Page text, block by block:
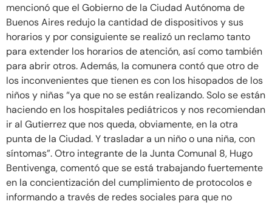
mencionó que el Gobierno de la Ciudad Autónoma de
Buenos Aires redujo la cantidad de dispositivos y sus
horarios y por consiguiente se realizó un reclamo tanto
para extender los horarios de atención, así como también
para abrir otros. Además, la comunera contó que otro de
los inconvenientes que tienen es con los hisopados de los
niños y niñas “ya que no se están realizando. Solo se están
haciendo en los hospitales pediátricos y nos recomiendan
ir al Gutierrez que nos queda, obviamente, en la otra
punta de la Ciudad. Y trasladar a un niño o una niña, con
síntomas”. Otro integrante de la Junta Comunal 8, Hugo
Bentivenga, comentó que se está trabajando fuertemente
en la concientización del cumplimiento de protocolos e
informando a través de redes sociales para que no